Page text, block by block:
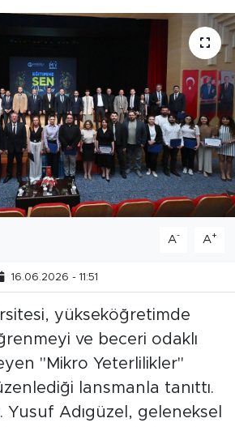
A- A+
16.06.2026 - 11:51
yükseköğretimde
ve beceri odaklı
"Mikro Yeterlilikler"
lansmanla tanıttı.
Yusuf Adıgüzel, geleneksel